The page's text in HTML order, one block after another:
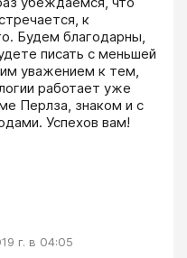
к
Будем благодарны,
писать с меньшей
уважением к тем,
работает уже
Перлза, знаком и с
Успехов вам!
г. в 04:05